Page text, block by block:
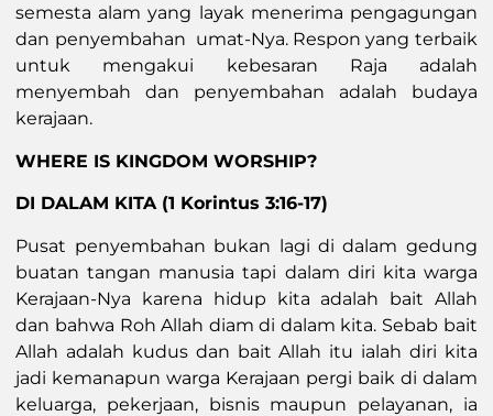
semesta alam yang layak menerima pengagungan
dan penyembahan umat-Nya. Respon yang terbaik
untuk mengakui kebesaran Raja adalah
menyembah dan penyembahan adalah budaya
kerajaan.
WHERE IS KINGDOM WORSHIP?
DI DALAM KITA (1 Korintus 3:16-17)
Pusat penyembahan bukan lagi di dalam gedung
buatan tangan manusia tapi dalam diri kita warga
Kerajaan-Nya karena hidup kita adalah bait Allah
dan bahwa Roh Allah diam di dalam kita. Sebab bait
Allah adalah kudus dan bait Allah itu ialah diri kita
jadi kemanapun warga Kerajaan pergi baik di dalam
keluarga, pekerjaan, bisnis maupun pelayanan, ia